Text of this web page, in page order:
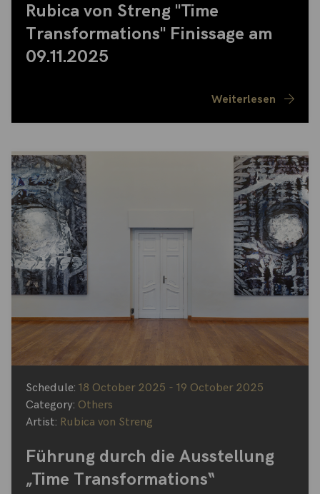
Rubica von Streng "Time
Transformations" Finissage am
09.11.2025
Weiterlesen
Schedule: 18 October 2025 - 19 October 2025
Category: Others
Artist: Rubica von Streng
Führung durch die Ausstellung
„Time Transformations“